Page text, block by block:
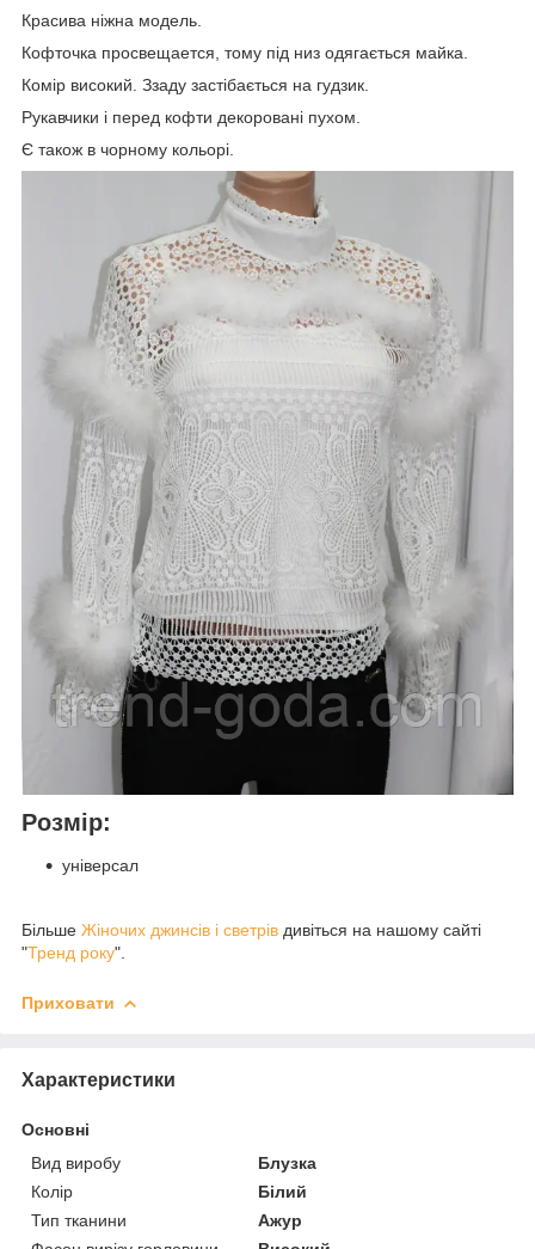
Красива ніжна модель.
Кофточка просвещается, тому під низ одягається майка.
Комір високий. Ззаду застібається на гудзик.
Рукавчики і перед кофти декоровані пухом.
Є також в чорному кольорі.
Розмір:
універсал
Більше Жіночих джинсів і светрів дивіться на нашому сайті
"Тренд року".
Приховати
Характеристики
Основні
Вид виробу
Блузка
Колір
Білий
Тип тканини
Ажур